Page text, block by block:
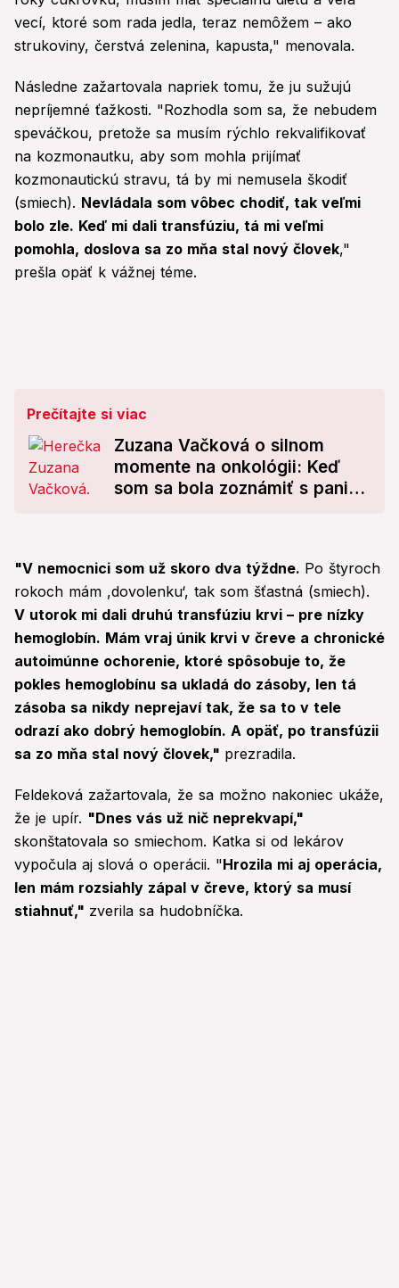
vecí, ktoré som rada jedla, teraz nemôžem – ako
strukoviny, čerstvá zelenina, kapusta," menovala.
Následne zažartovala napriek tomu, že ju sužujú
nepríjemné ťažkosti. "Rozhodla som sa, že nebudem
speváčkou, pretože sa musím rýchlo rekvalifikovať
na kozmonautku, aby som mohla prijímať
kozmonautickú stravu, tá by mi nemusela škodiť
(smiech). Nevládala som vôbec chodiť, tak veľmi
bolo zle. Keď mi dali transfúziu, tá mi veľmi
pomohla, doslova sa zo mňa stal nový človek,"
prešla opäť k vážnej téme.
Prečítajte si viac
Zuzana Vačková o silnom
momente na onkológii: Keď
som sa bola zoznámiť s pani
"V nemocnici som už skoro dva týždne. Po štyroch
rokoch mám ,dovolenku‘, tak som šťastná (smiech).
V utorok mi dali druhú transfúziu krvi – pre nízky
hemoglobín. Mám vraj únik krvi v čreve a chronické
autoimúnne ochorenie, ktoré spôsobuje to, že
pokles hemoglobínu sa ukladá do zásoby, len tá
zásoba sa nikdy neprejaví tak, že sa to v tele
odrazí ako dobrý hemoglobín. A opäť, po transfúzii
sa zo mňa stal nový človek," prezradila.
Feldeková zažartovala, že sa možno nakoniec ukáže,
že je upír. "Dnes vás už nič neprekvapí,"
skonštatovala so smiechom. Katka si od lekárov
vypočula aj slová o operácii. "Hrozila mi aj operácia,
len mám rozsiahly zápal v čreve, ktorý sa musí
stiahnuť," zverila sa hudobníčka.